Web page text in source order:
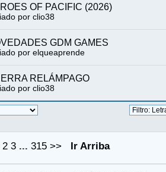
OF PACIFIC (2026)
por clio38
GDM GAMES
por elqueaprende
RELÁMPAGO
por clio38
2 3 ...315 >> Ir Arriba